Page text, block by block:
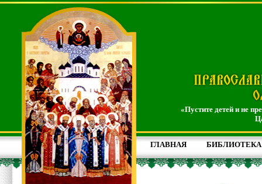
«Пустите детей и не
ГЛАВНАЯ БИБЛИОТЕКА